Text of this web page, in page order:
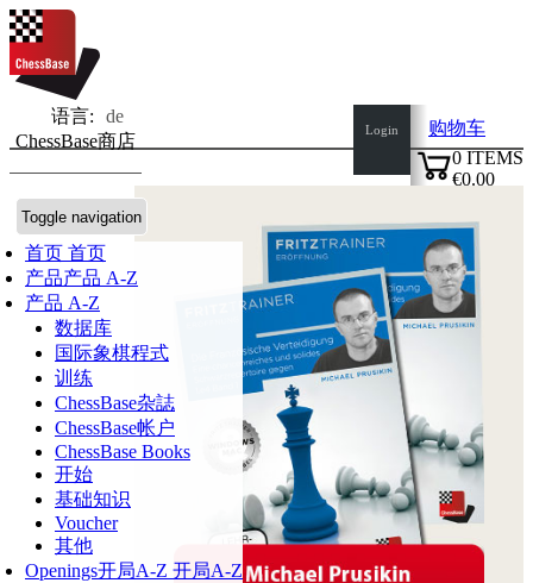
语言:
de
ChessBase商店
Toggle navigation
首页 首页
产品产品 A-Z
产品 A-Z
数据库
国际象棋程式
训练
ChessBase杂誌
ChessBase帐户
ChessBase Books
开始
基础知识
Voucher
其他
Openings开局A-Z 开局A-Z
Login
购物车
0 ITEMS
€0.00